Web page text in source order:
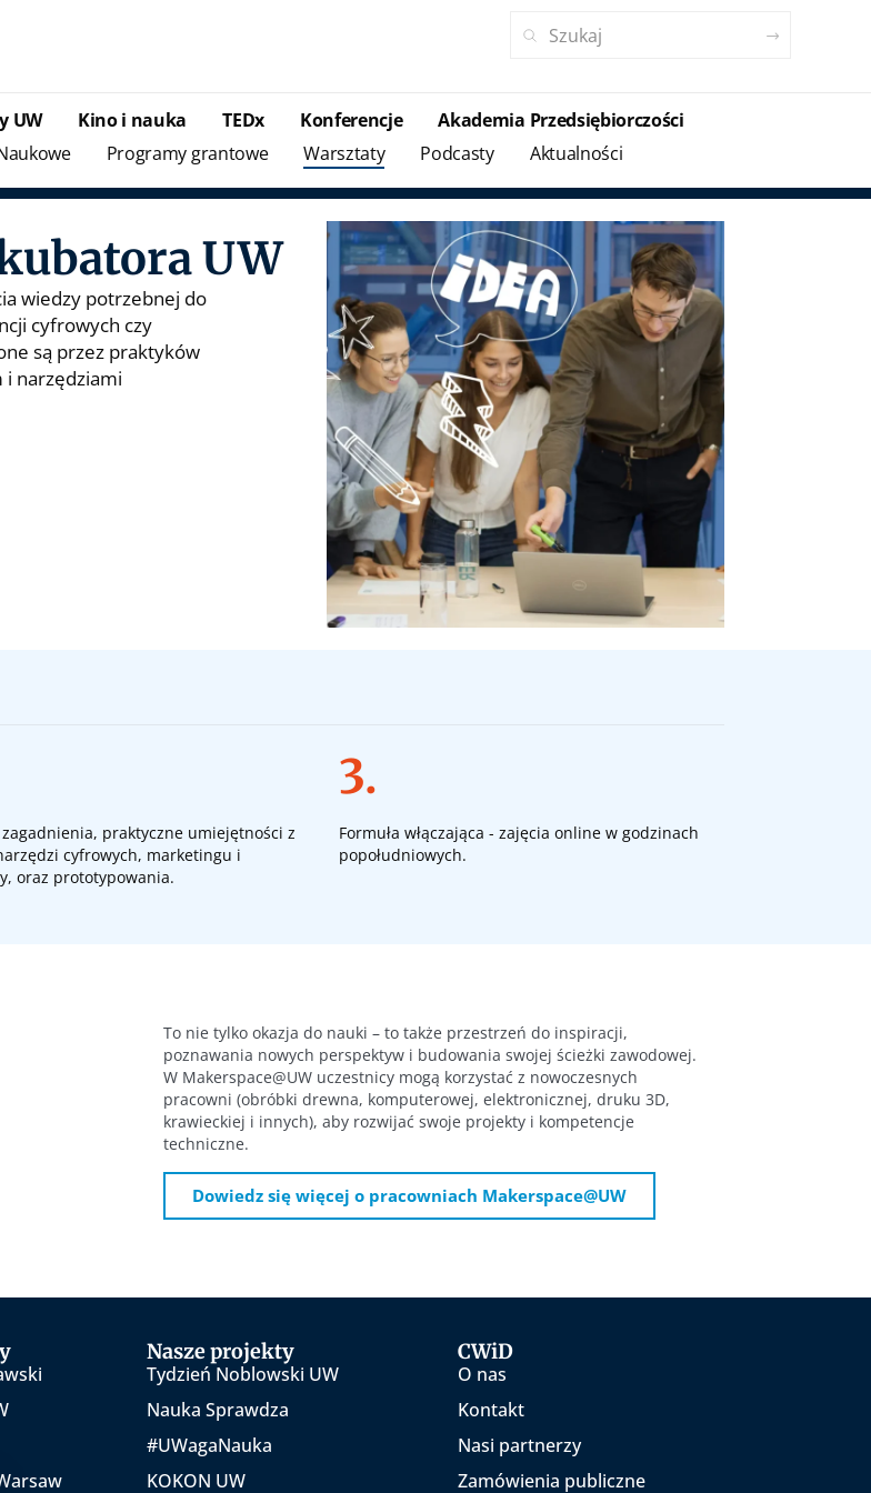
UW Kino i nauka TEDx Konferencje
Akademia Przedsiębiorczości
Programy grantowe Warsztaty Podcasty Aktualności
UW
wiedzy potrzebnej do
cyfrowych czy
są przez praktyków
i narzędziami
praktyczne umiejętności z
cyfrowych, marketingu i
oraz prototypowania.
3.
Formuła włączająca - zajęcia online w godzinach
popołudniowych.
To nie tylko okazja do nauki – to także przestrzeń do inspiracji,
poznawania nowych perspektyw i budowania swojej ścieżki zawodowej.
W Makerspace@UW uczestnicy mogą korzystać z nowoczesnych
pracowni (obróbki drewna, komputerowej, elektronicznej, druku 3D,
krawieckiej i innych), aby rozwijać swoje projekty i kompetencje
techniczne.
Dowiedz się więcej o pracowniach Makerspace@UW
Nasze projekty
Tydzień Noblowski UW
Nauka Sprawdza
#UWagaNauka
KOKON UW
CWiD
O nas
Kontakt
Nasi partnerzy
Zamówienia publiczne